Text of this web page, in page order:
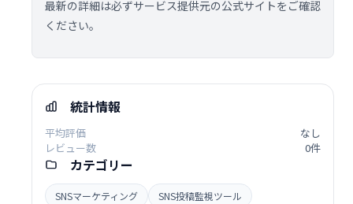
最新の詳細は必ずサービス提供元の公式サイトをご確認
ください。
統計情報
平均評価
なし
レビュー数
0件
カテゴリー
SNSマーケティング
SNS投稿監視ツール